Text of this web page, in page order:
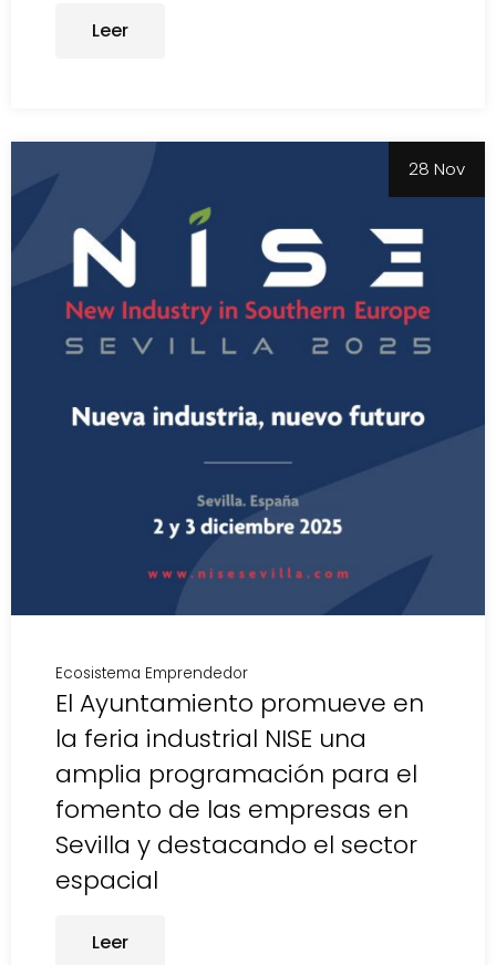
Leer
28 Nov
Ecosistema Emprendedor
El Ayuntamiento promueve en
la feria industrial NISE una
amplia programación para el
fomento de las empresas en
Sevilla y destacando el sector
espacial
Leer